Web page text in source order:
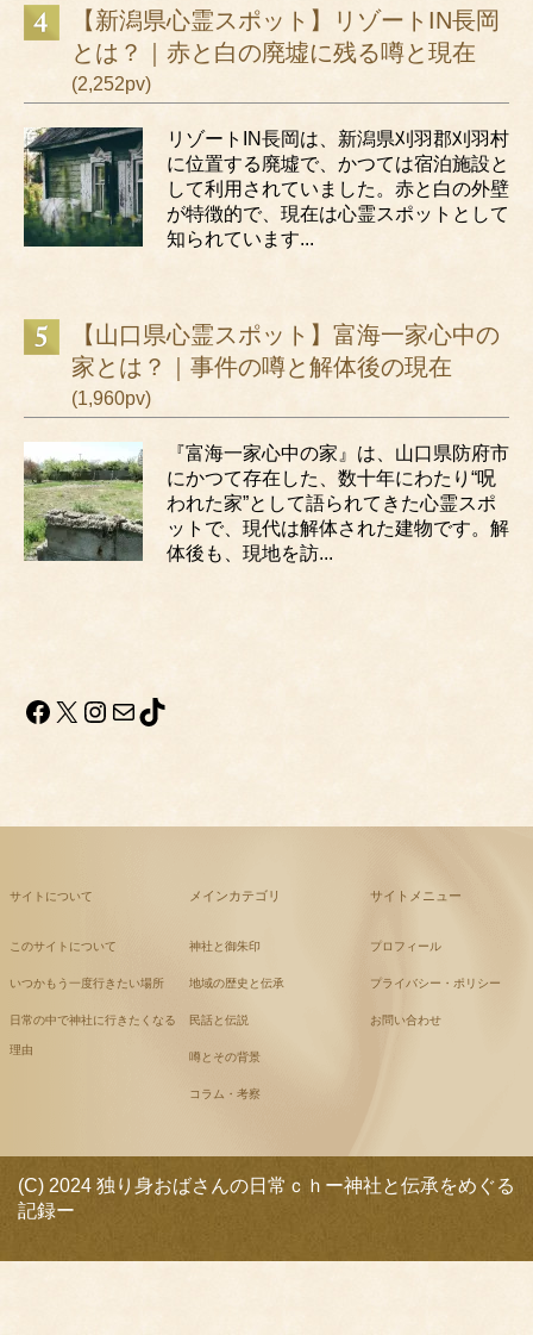
【新潟県心霊スポット】リゾートIN長岡
とは？｜赤と白の廃墟に残る噂と現在
(2,252pv)
リゾートIN長岡は、新潟県刈羽郡刈羽村
に位置する廃墟で、かつては宿泊施設と
して利用されていました。赤と白の外壁
が特徴的で、現在は心霊スポットとして
知られています...
【山口県心霊スポット】富海一家心中の
家とは？｜事件の噂と解体後の現在
(1,960pv)
『富海一家心中の家』は、山口県防府市
にかつて存在した、数十年にわたり“呪
われた家”として語られてきた心霊スポ
ットで、現代は解体された建物です。解
体後も、現地を訪...
Facebook
X Instagram
メールTikTok
サイトについて
このサイトについて
いつかもう一度行きたい場所
日常の中で神社に行きたくなる
理由
メインカテゴリ
神社と御朱印
地域の歴史と伝承
民話と伝説
噂とその背景
コラム・考察
サイトメニュー
プロフィール
プライバシー・ポリシー
お問い合わせ
(C) 2024 独り身おばさんの日常ｃｈー神社と伝承をめぐる
記録ー